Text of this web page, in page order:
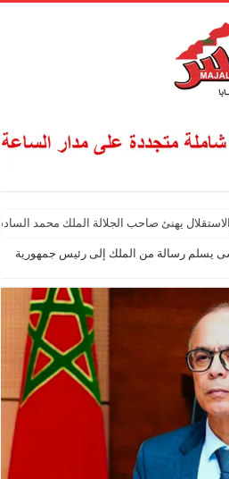
يهنئ صاحب الجلالة الملك محمد
يسلم رسالة من الملك إلى رئيس جمهورية